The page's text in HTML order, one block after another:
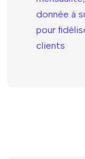
donnée à
pour
clients